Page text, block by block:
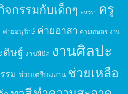
จกรรมกับเด็กๆ คนชรา ครู
ค่ายอนุรักษ์ ค่ายอาสา ค่ายเกษตร งาน
ดิษฐ์ งานฝีมือ งานศิลปะ
รม ช่วยเตรียมงาน ช่วยเหลือ